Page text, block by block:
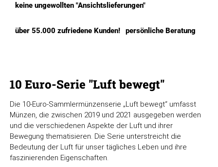
keine ungewollten "Ansichtslieferungen"
über 55.000 zufriedene Kunden! persönliche Beratung
10 Euro-Serie "Luft bewegt"
Die 10-Euro-Sammlermünzenserie „Luft bewegt“ umfasst
Münzen, die zwischen 2019 und 2021 ausgegeben werden
und die verschiedenen Aspekte der Luft und ihrer
Bewegung thematisieren. Die Serie unterstreicht die
Bedeutung der Luft für unser tägliches Leben und ihre
faszinierenden Eigenschaften.